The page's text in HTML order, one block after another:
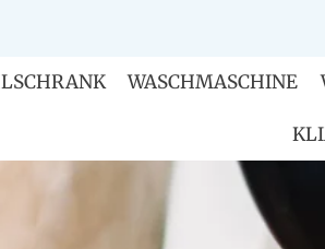
WASCHMASCHINE